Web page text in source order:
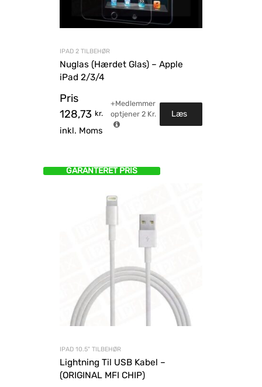
IPAD 2 TILBEHØR
Nuglas (Hærdet Glas) – Apple
iPad 2/3/4
Pris
128,73 kr.
inkl. Moms
+Medlemmer
optjener2 Kr. Læs
GARANTERET PRIS
IPAD 10.5" TILBEHØR
Lightning Til USB Kabel –
(ORIGINAL MFI CHIP)